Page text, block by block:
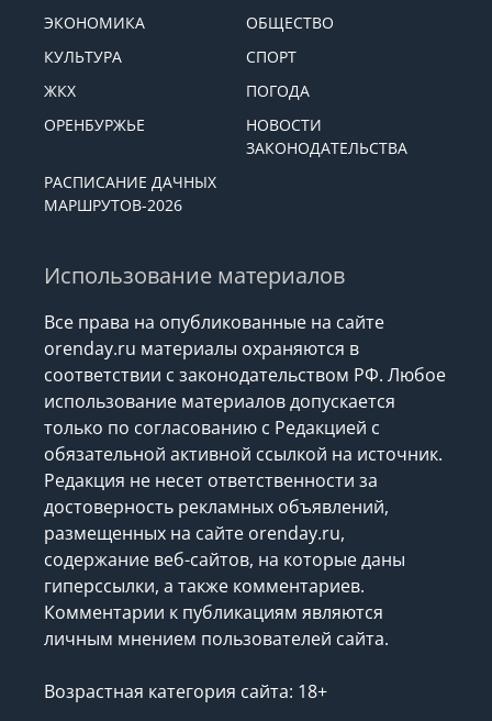
ЭКОНОМИКА
ОБЩЕСТВО
КУЛЬТУРА
СПОРТ
ЖКХ
ПОГОДА
ОРЕНБУРЖЬЕ
НОВОСТИ
ЗАКОНОДАТЕЛЬСТВА
РАСПИСАНИЕ ДАЧНЫХ
МАРШРУТОВ-2026
Использование материалов
Все права на опубликованные на сайте
orenday.ru материалы охраняются в
соответствии с законодательством РФ. Любое
использование материалов допускается
только по согласованию с Редакцией с
обязательной активной ссылкой на источник.
Редакция не несет ответственности за
достоверность рекламных объявлений,
размещенных на сайте orenday.ru,
содержание веб-сайтов, на которые даны
гиперссылки, а также комментариев.
Комментарии к публикациям являются
личным мнением пользователей сайта.
Возрастная категория сайта: 18+